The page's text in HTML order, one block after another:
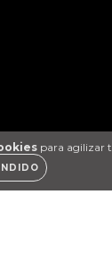
para agilizar